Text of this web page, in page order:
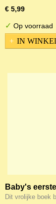
€ 5,99
✓ Op voorraad
IN
Baby's
Dit vrolijke boek